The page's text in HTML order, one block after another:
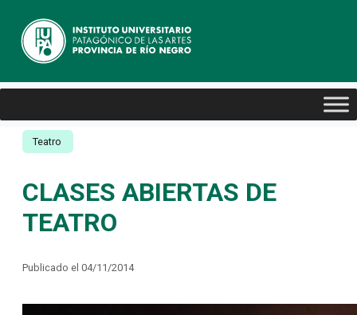
Teatro
CLASES ABIERTAS DE
TEATRO
Publicado el 04/11/2014